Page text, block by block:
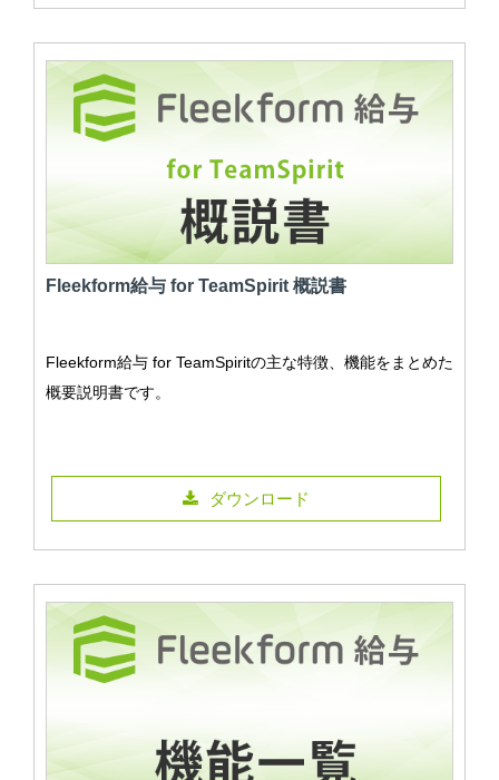
Fleekform給与 for TeamSpirit 概説書
Fleekform給与 for TeamSpiritの主な特徴、機能をまとめた
概要説明書です。
ダウンロード